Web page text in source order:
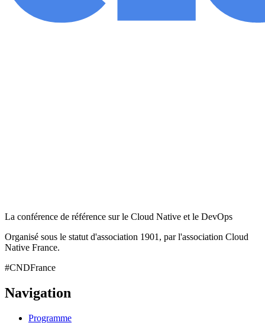
La conférence de référence sur le Cloud Native et le DevOps
Organisé sous le statut d'association 1901, par l'association Cloud
Native France.
#CNDFrance
Navigation
Programme